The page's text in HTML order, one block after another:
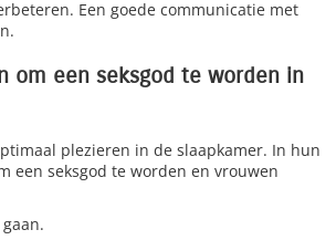
Een goede communicatie met
om een seksgod te worden in
plezieren in de slaapkamer. In hun
een seksgod te worden en vrouwen